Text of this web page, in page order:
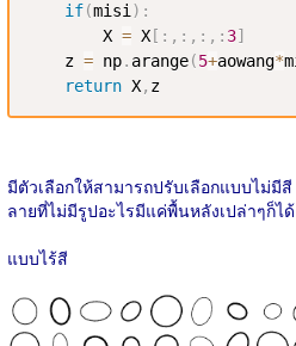
if(misi) :
        X
= X [ : , : , : , : 3]
    z
= np. arange(5+aowang*
return X, z
มีตัวเลือกให้สามารถปรับเลือกแบบไม่มี
ลายที่ไม่มีรูปอะไรมีแค่พื้นหลังเปล่าๆก็ได้
แบบไร้สี